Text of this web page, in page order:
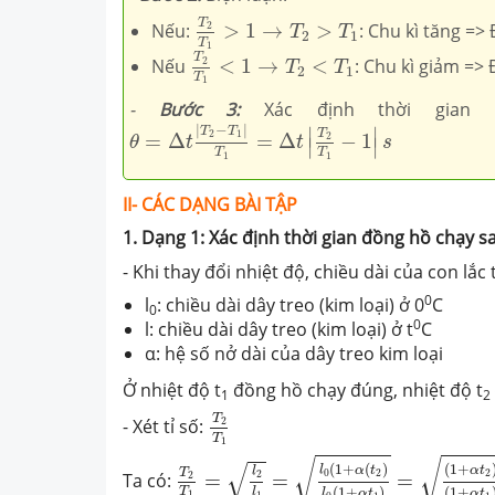
Nếu:
T2
T1
> 1 → T2 > T1
T2
: Chu kì tăng
Nếu
T2
T1
< 1 → T2 < T1
T2 2
: Chu kì giảm
- Bước 3:Xác định thời gian
θ = Δt
|T2−T1
T 1
= Δt ∣∣
T2
T 1
− 1∣∣ s
θ Δt|T2−T1| T1= t |T2T −1|s
II- CÁC DẠNG BÀI TẬP
1. Dạng 1: Xác định thời gian đồng hồ chạy
- Khi thay đổi nhiệt độ, chiều dài của con
l0: chiều dài dây treo (kim loại) ở 00C
l: chiều dài dây treo (kim loại) ở t0C
α: hệ số nở dài của dây treo kim loại
Ở nhiệt độ t1 đồng hồ chạy đúng, nhiệt độ t2
- Xét tỉ số:
T2
T1
T2
Ta có: T2
T = √ l2
l = √ l0(1+α(t2) = √ (1+αt2)
1= 1+α(t2)l0 αt1)=(